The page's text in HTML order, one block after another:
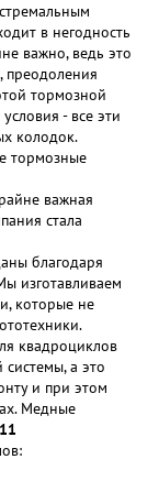
в негодность
важно, ведь это
преодоления
тормозной
- все эти
колодок.
тормозные
важная
стала
благодаря
изготавливаем
которые не
квадроциклов
а это
и при этом
Медные